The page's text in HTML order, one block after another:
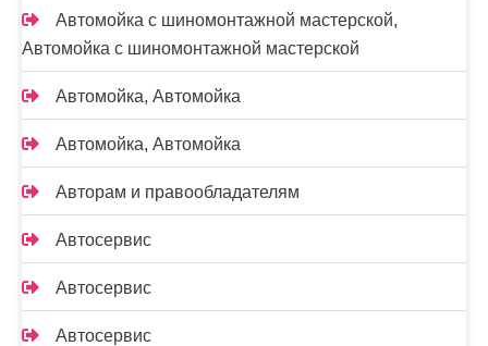
Автомойка с шиномонтажной мастерской,
Автомойка с шиномонтажной мастерской
Автомойка, Автомойка
Автомойка, Автомойка
Авторам и правообладателям
Автосервис
Автосервис
Автосервис